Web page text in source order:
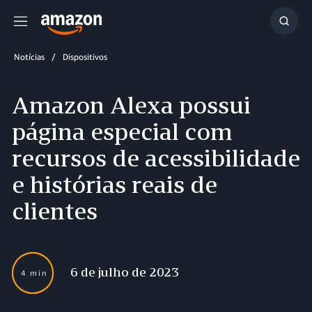
Menu
Notícias Dispositivos
Amazon Alexa possui
página especial com
recursos de acessibilidade
e histórias reais de
clientes
4 min 6 de julho de 2023